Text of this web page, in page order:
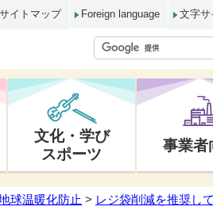
サイトマップ Foreign language 文字サ
文化・学び
スポーツ
事業者
球温暖化防止 > レジ袋削減を推奨し